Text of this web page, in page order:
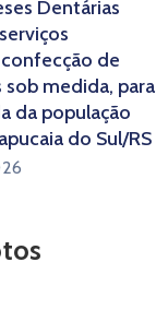
Dentárias
de
medida, para
da população
do Sul/RS